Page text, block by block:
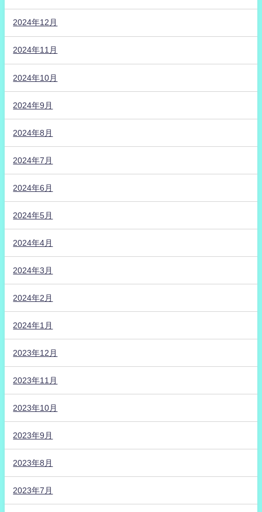
2024年12月
2024年11月
2024年10月
2024年9月
2024年8月
2024年7月
2024年6月
2024年5月
2024年4月
2024年3月
2024年2月
2024年1月
2023年12月
2023年11月
2023年10月
2023年9月
2023年8月
2023年7月